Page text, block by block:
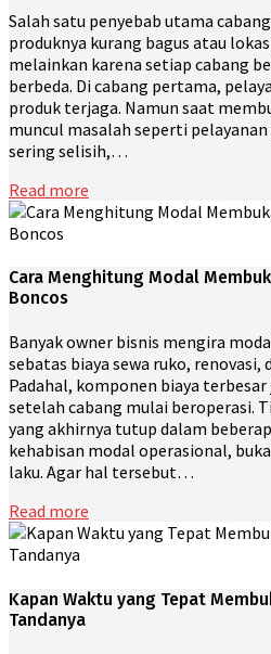
Salah satu penyebab utama
produknya kurang bagus atau
melainkan karena setiap cabang
berbeda. Di cabang pertama,
produk terjaga. Namun saat
muncul masalah seperti
sering selisih,…
Read more
Cara Menghitung Modal
Boncos
Banyak owner bisnis mengira
sebatas biaya sewa ruko,
Padahal, komponen biaya
setelah cabang mulai beroperasi.
yang akhirnya tutup dalam
kehabisan modal operasional,
laku. Agar hal tersebut…
Read more
Kapan Waktu yang Tepat
Tandanya